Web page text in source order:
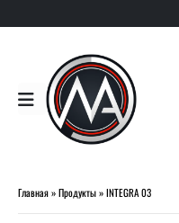
Главная»Продукты»INTEGRA 03